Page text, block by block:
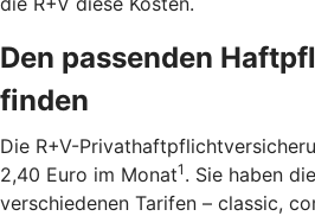
Den passenden
finden
Die R+V-
2,40 Euro im Monat1 . Sie haben
verschiedenen Tarifen – classic,